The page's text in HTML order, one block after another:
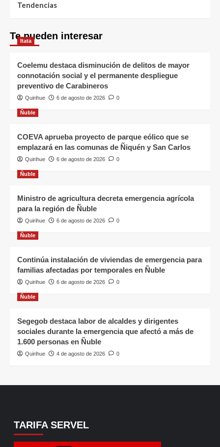
Tendencias
Te pueden interesar
Itata
Coelemu destaca disminución de delitos de mayor
connotación social y el permanente despliegue
preventivo de Carabineros
Quirihue 6 de agosto de 2026 0
Ñuble
COEVA aprueba proyecto de parque eólico que se
emplazará en las comunas de Ñiquén y San Carlos
Quirihue 6 de agosto de 2026 0
Ñuble
Ministro de agricultura decreta emergencia agrícola
para la región de Ñuble
Quirihue 6 de agosto de 2026 0
Ñuble
Continúa instalación de viviendas de emergencia para
familias afectadas por temporales en Ñuble
Quirihue 6 de agosto de 2026 0
Ñuble
Segegob destaca labor de alcaldes y dirigentes
sociales durante la emergencia que afectó a más de
1.600 personas en Ñuble
Quirihue 4 de agosto de 2026 0
TARIFA SERVEL